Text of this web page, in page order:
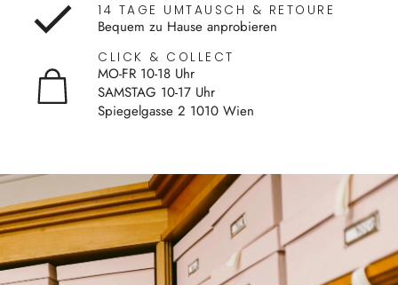
14 TAGE UMTAUSCH & RETOURE
Bequem zu Hause anprobieren
CLICK & COLLECT
MO-FR 10-18 Uhr
SAMSTAG 10-17 Uhr
Spiegelgasse 2 1010 Wien